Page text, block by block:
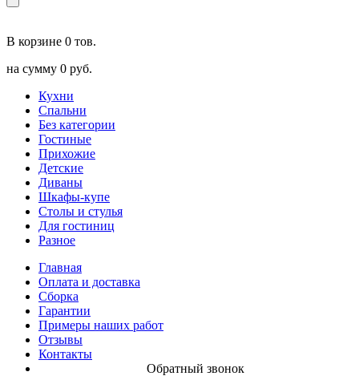
В корзине 0 тов.
на сумму 0 руб.
Кухни
Спальни
Без категории
Гостиные
Прихожие
Детские
Диваны
Шкафы-купе
Столы и стулья
Для гостиниц
Разное
Главная
Оплата и доставка
Сборка
Гарантии
Примеры наших работ
Отзывы
Контакты
Обратный звонок